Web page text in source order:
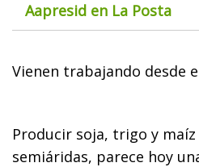
Aapresid en La Posta
Vienen trabajando desde
Producir soja, trigo y
semiáridas, parece hoy